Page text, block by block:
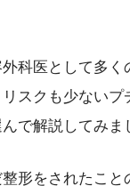
外科医として多
リスクも少ない
で解説してみま
整形をされたこ